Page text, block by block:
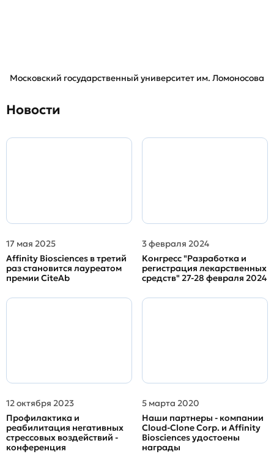
Московский государственный университет им. Ломоносова
Новости
17 мая 2025
Affinity Biosciences в третий
раз становится лауреатом
премии CiteAb
3 февраля 2024
Конгресс "Разработка и
регистрация лекарственных
средств" 27-28 февраля 2024
12 октября 2023
Профилактика и
реабилитация негативных
стрессовых воздействий -
конференция
5 марта 2020
Наши партнеры - компании
Cloud-Clone Corp. и Affinity
Biosciences удостоены
награды